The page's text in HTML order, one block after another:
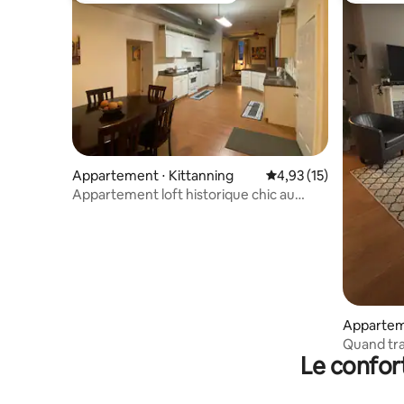
Appartement ⋅ Kittanning Évaluation moyenne
4,93 (15)
Appartement loft historique chic au
Quand
Vine
Le